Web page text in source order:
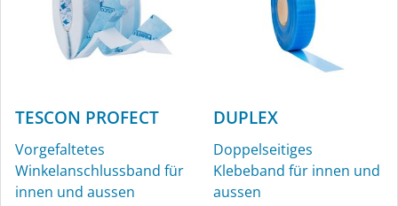
TESCON PROFECT
Vorgefaltetes
Winkelanschlussband für
innen und aussen
DUPLEX
Doppelseitiges
Klebeband für innen und
aussen